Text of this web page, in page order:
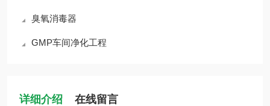
臭氧消毒器
GMP车间净化工程
详细介绍 在线留言